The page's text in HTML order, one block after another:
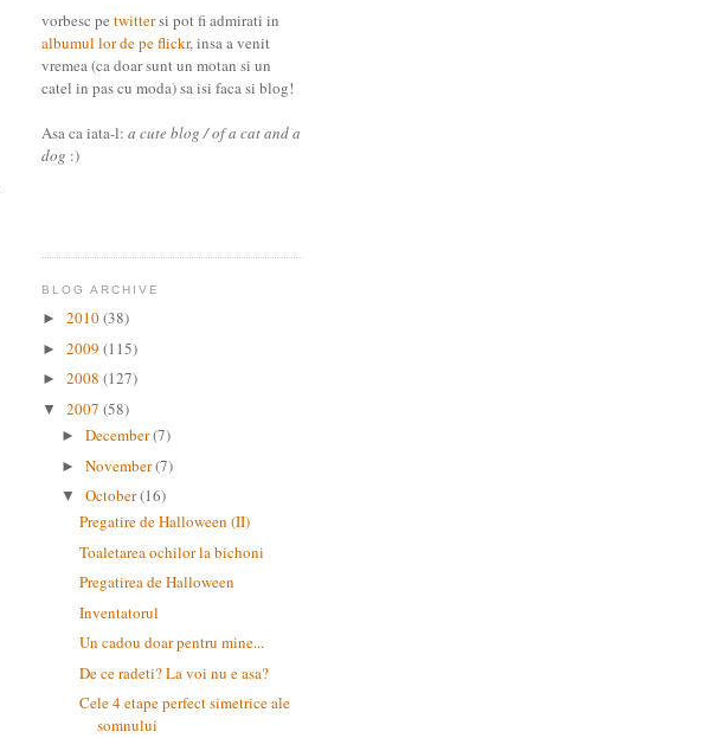
vorbesc pe twittersi pot fi admirati in
albumul lor de pe flickr, insa a venit
vremea (ca doar sunt un motan si un
catel in pas cu moda) sa isi faca si blog!
Asa ca iata-l: a cute blog / of a cat and a
dog :)
BLOG ARCHIVE
► 2010(38)
► 2009 (115)
► 2008 (127)
▼ 2007 (58)
► December(7)
► November(7)
▼ October(16)
Pregatire de Halloween (II)
Toaletarea ochilor la bichoni
Pregatirea de Halloween
Inventatorul
Un cadou doar pentru mine...
De ce radeti? La voi nu e asa?
Cele 4 etape perfect simetrice ale
somnului